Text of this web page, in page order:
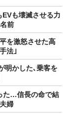
も壊滅させる力
前
を激怒させた高
法｣
明かした､乗客を
た…信長の命で結
婦